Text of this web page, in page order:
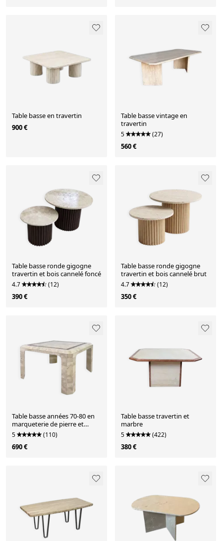
Table basse en travertin
900 €
Table basse vintage en
travertin
5 (27)
560 €
Table basse ronde gigogne
travertin et bois cannelé foncé
4.7 (12)
390 €
Table basse ronde gigogne
travertin et bois cannelé brut
4.7 (12)
350 €
Table basse années 70-80 en
marqueterie de pierre et
laiton
5 (110)
690 €
Table basse travertin et
marbre
5 (422)
380 €